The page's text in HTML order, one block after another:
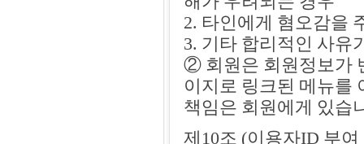
2. 타인에게 혐오감을
3. 기타 합리적인 사유
② 회원은 회원정보가
이지로 링크된 메뉴를
책임은 회원에게 있습
제10조 (이용자ID 부여